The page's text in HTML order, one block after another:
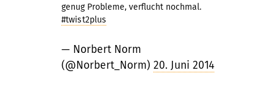
genug Probleme, verflucht nochmal.
#twist2plus
— Norbert Norm
(@Norbert_Norm) 20. Juni 2014